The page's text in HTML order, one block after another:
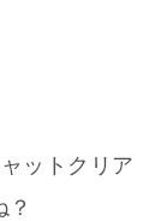
ットクリア